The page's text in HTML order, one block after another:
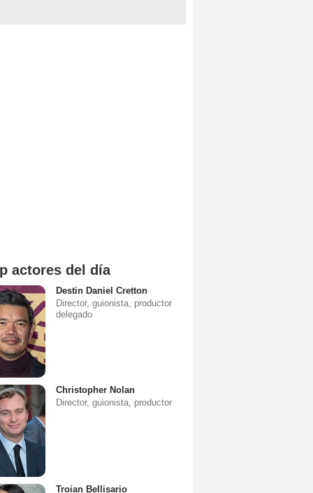
actores del día
Destin Daniel Cretton
Director, guionista, productor
delegado
Christopher Nolan
Director, guionista, productor
Troian Bellisario